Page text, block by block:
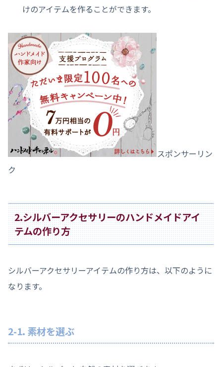
けのアイテムを作ることができます。
スポンサーリン
ク
2.シルバーアクセサリーのハンドメイドアイ
テムの作り方
シルバーアクセサリーアイテムの作り方は、以下のように
なります。
2-1. 素材を選ぶ